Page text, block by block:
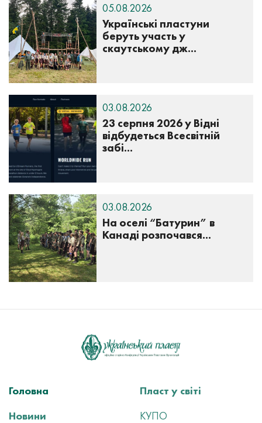
Українські пластуни
беруть участь у
скаутському дж...
05.08.2026
23 серпня 2026 у Відні
відбудеться Всесвітній
забі...
03.08.2026
На оселі “Батурин” в
Канаді розпочався...
03.08.2026
Головна
Новини
Пласт у світі
КУПО